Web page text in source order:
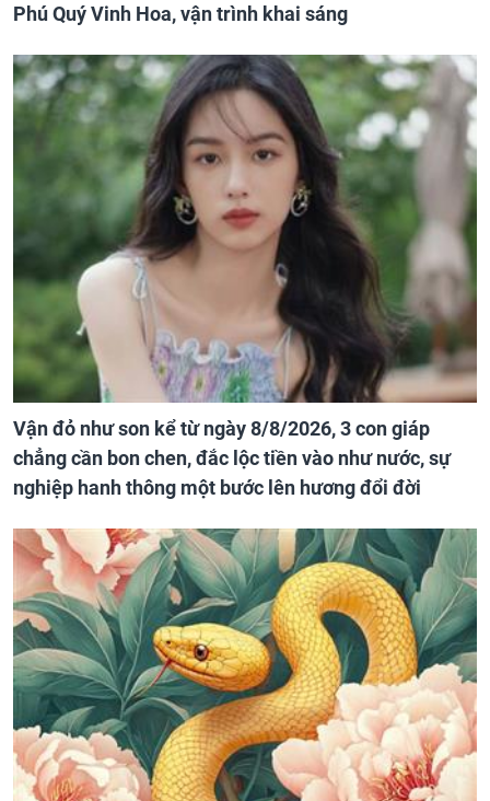
Phú Quý Vinh Hoa, vận trình khai sáng
Vận đỏ như son kể từ ngày 8/8/2026, 3 con giáp
chẳng cần bon chen, đắc lộc tiền vào như nước, sự
nghiệp hanh thông một bước lên hương đổi đời